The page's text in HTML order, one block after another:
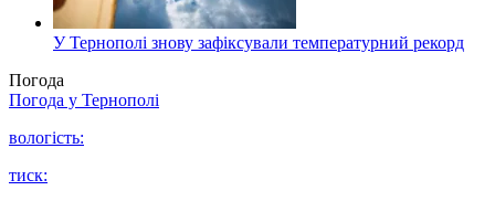
У Тернополі знову зафіксували температурний рекорд
Погода
Погода у Тернополі
вологість:
тиск: